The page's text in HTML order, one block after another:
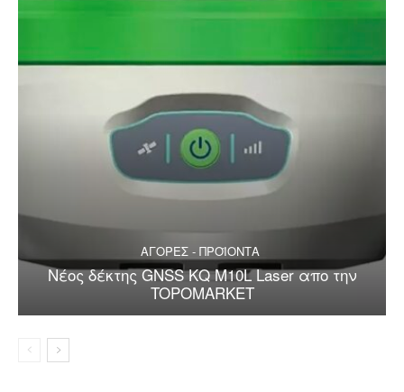
ΑΓΟΡΕΣ - ΠΡΟΪΟΝΤΑ
Nέος δέκτης GNSS KQ M10L Laser απo την
TOPOMARKET